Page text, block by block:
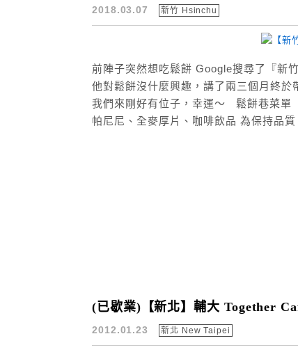
2018.03.07 新竹 Hsinchu
前陣子突然想吃鬆餅 Google搜尋了『新
他對鬆餅沒什麼興趣，講了兩三個月終
我們來剛好有位子，幸運～ 鬆餅巷菜單
帕尼尼、全麥厚片、咖啡飲品 為保持品
(已歇業)【新北】輔大 Together
2012.01.23 新北 New Taipei